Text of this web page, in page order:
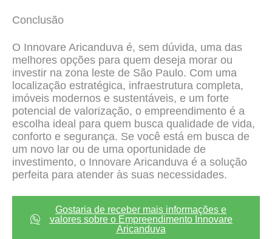
Conclusão
O Innovare Aricanduva é, sem dúvida, uma das
melhores opções para quem deseja morar ou
investir na zona leste de São Paulo. Com uma
localização estratégica, infraestrutura completa,
imóveis modernos e sustentáveis, e um forte
potencial de valorização, o empreendimento é a
escolha ideal para quem busca qualidade de vida,
conforto e segurança. Se você está em busca de
um novo lar ou de uma oportunidade de
investimento, o Innovare Aricanduva é a solução
perfeita para atender às suas necessidades.
Gostaria de receber mais informações e
valores sobre o Empreendimento Innovare
Aricanduva